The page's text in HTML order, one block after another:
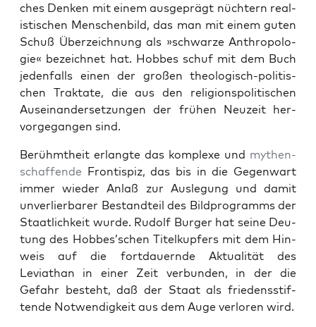
ches Denken mit einem aus­geprägt nüchtern real­
is­tis­chen Men­schen­bild, das man mit einem guten
Schuß Überze­ich­nung als »schwarze Anthro­polo­
gie« beze­ich­net hat. Hobbes schuf mit dem Buch
jeden­falls einen der großen the­ol­o­gisch-poli­tis­
chen Trak­tate, die aus den reli­gion­spoli­tis­chen
Auseinan­der­set­zun­gen der frühen Neuzeit her­
vorge­gan­gen sind.
Berühmtheit erlangte das kom­plexe und mythen­
schaf­fende Fron­tispiz, das bis in die Gegen­wart
immer wieder Anlaß zur Ausle­gung und damit
unver­lier­bar­er Bestandteil des Bild­pro­gramms der
Staatlichkeit wurde. Rudolf Burg­er hat seine Deu­
tung des Hobbes’schen Titelkupfers mit dem Hin­
weis auf die fort­dauernde Aktu­al­ität des
Leviathan in ein­er Zeit ver­bun­den, in der die
Gefahr beste­ht, daß der Staat als friedenss­tif­
tende Notwendigkeit aus dem Auge ver­loren wird.